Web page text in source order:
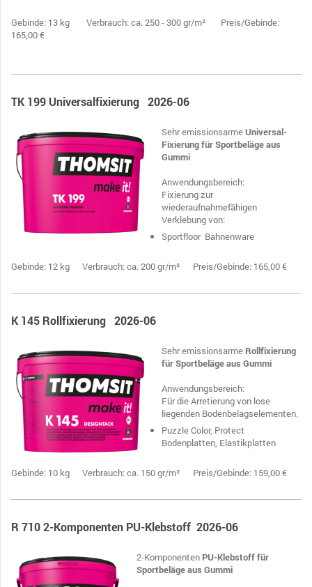
Gebinde: 13 kg Verbrauch: ca. 250 - 300 gr/m² Preis/Gebinde:
165,00 €
TK 199 Universalfixierung 2026-06
Sehr emissionsarmeUniversal-
Fixierung für Sportbeläge aus
Gummi
Anwendungsbereich:
Fixierung zur
wiederaufnahmefähigen
Verklebung von:
Sportfloor Bahnenware
Gebinde: 12 kg Verbrauch: ca. 200 gr/m² Preis/Gebinde: 165,00 €
K 145 Rollfixierung 2026-06
Sehr emissionsarme Rollfixierung
für Sportbeläge aus Gummi
Anwendungsbereich:
Für die Arretierung von lose
liegenden Bodenbelagselementen.
Puzzle Color, Protect
Bodenplatten, Elastikplatten
Gebinde: 10 kg Verbrauch: ca. 150 gr/m² Preis/Gebinde: 159,00 €
R 710 2-Komponenten PU-Klebstoff 2026-06
2-Komponenten PU-Klebstoff für
Sportbeläge aus Gummi